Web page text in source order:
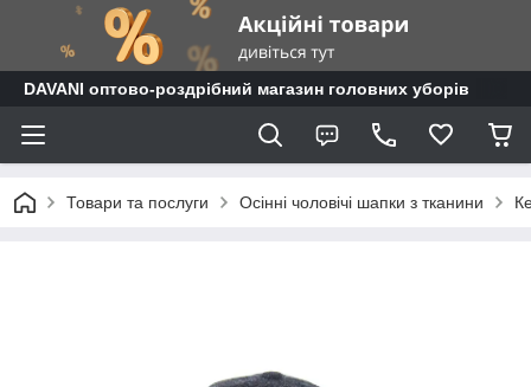
DAVANI оптово-роздрібний магазин головних уборів
Товари та послуги Осінні чоловічі шапки з тканини